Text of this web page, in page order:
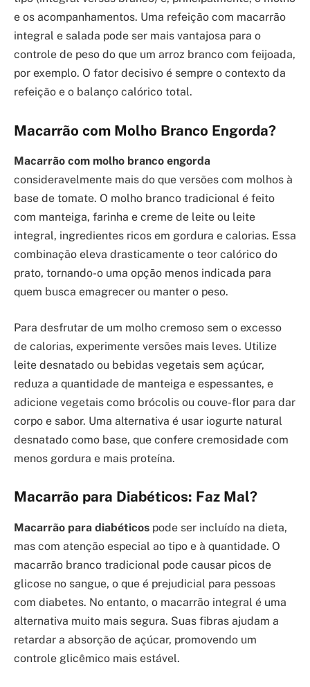
e os acompanhamentos. Uma refeição com macarrão
integral e salada pode ser mais vantajosa para o
controle de peso do que um arroz branco com feijoada,
por exemplo. O fator decisivo é sempre o contexto da
refeição e o balanço calórico total.
Macarrão com Molho Branco Engorda?
Macarrão com molho branco engorda
consideravelmente mais do que versões com molhos à
base de tomate. O molho branco tradicional é feito
com manteiga, farinha e creme de leite ou leite
integral, ingredientes ricos em gordura e calorias. Essa
combinação eleva drasticamente o teor calórico do
prato, tornando-o uma opção menos indicada para
quem busca emagrecer ou manter o peso.
Para desfrutar de um molho cremoso sem o excesso
de calorias, experimente versões mais leves. Utilize
leite desnatado ou bebidas vegetais sem açúcar,
reduza a quantidade de manteiga e espessantes, e
adicione vegetais como brócolis ou couve-flor para dar
corpo e sabor. Uma alternativa é usar iogurte natural
desnatado como base, que confere cremosidade com
menos gordura e mais proteína.
Macarrão para Diabéticos: Faz Mal?
Macarrão para diabéticos pode ser incluído na dieta,
mas com atenção especial ao tipo e à quantidade. O
macarrão branco tradicional pode causar picos de
glicose no sangue, o que é prejudicial para pessoas
com diabetes. No entanto, o macarrão integral é uma
alternativa muito mais segura. Suas fibras ajudam a
retardar a absorção de açúcar, promovendo um
controle glicêmico mais estável.